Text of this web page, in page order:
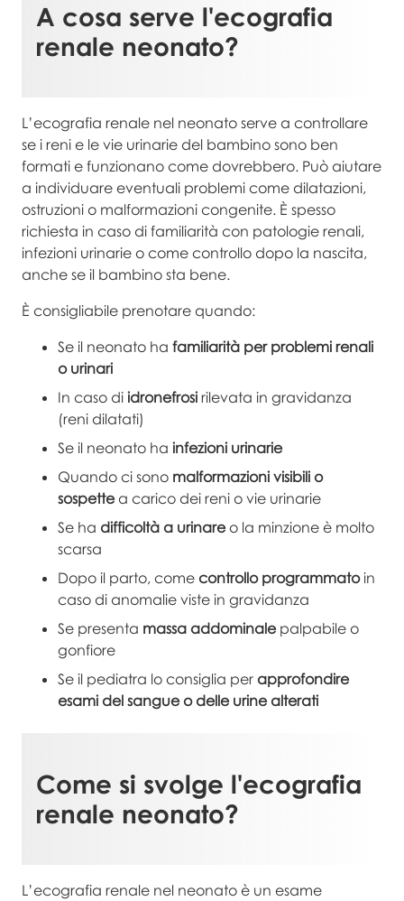
A cosa serve l'ecografia
renale neonato?
L’ecografia renale nel neonato serve a controllare
se i reni e le vie urinarie del bambino sono ben
formati e funzionano come dovrebbero. Può aiutare
a individuare eventuali problemi come dilatazioni,
ostruzioni o malformazioni congenite. È spesso
richiesta in caso di familiarità con patologie renali,
infezioni urinarie o come controllo dopo la nascita,
anche se il bambino sta bene.
È consigliabile prenotare quando:
Se il neonato ha familiarità per problemi renali
o urinari
In caso di idronefrosi rilevata in gravidanza
(reni dilatati)
Se il neonato ha infezioni urinarie
Quando ci sono malformazioni visibili o
sospette a carico dei reni o vie urinarie
Se ha difficoltà a urinare o la minzione è molto
scarsa
Dopo il parto, come controllo programmato in
caso di anomalie viste in gravidanza
Se presenta massa addominale palpabile o
gonfiore
Se il pediatra lo consiglia per approfondire
esami del sangue o delle urine alterati
Come si svolge l'ecografia
renale neonato?
L’ecografia renale nel neonato è un esame